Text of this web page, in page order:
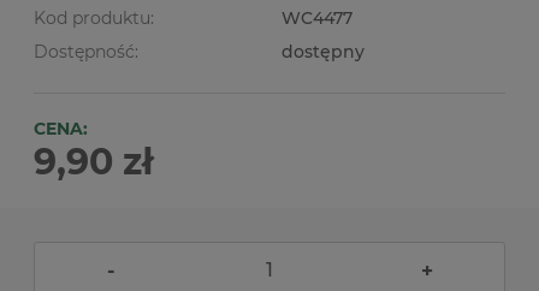
Kod produktu:
WC4477
Dostępność:
dostępny
CENA:
9,90 zł
- +